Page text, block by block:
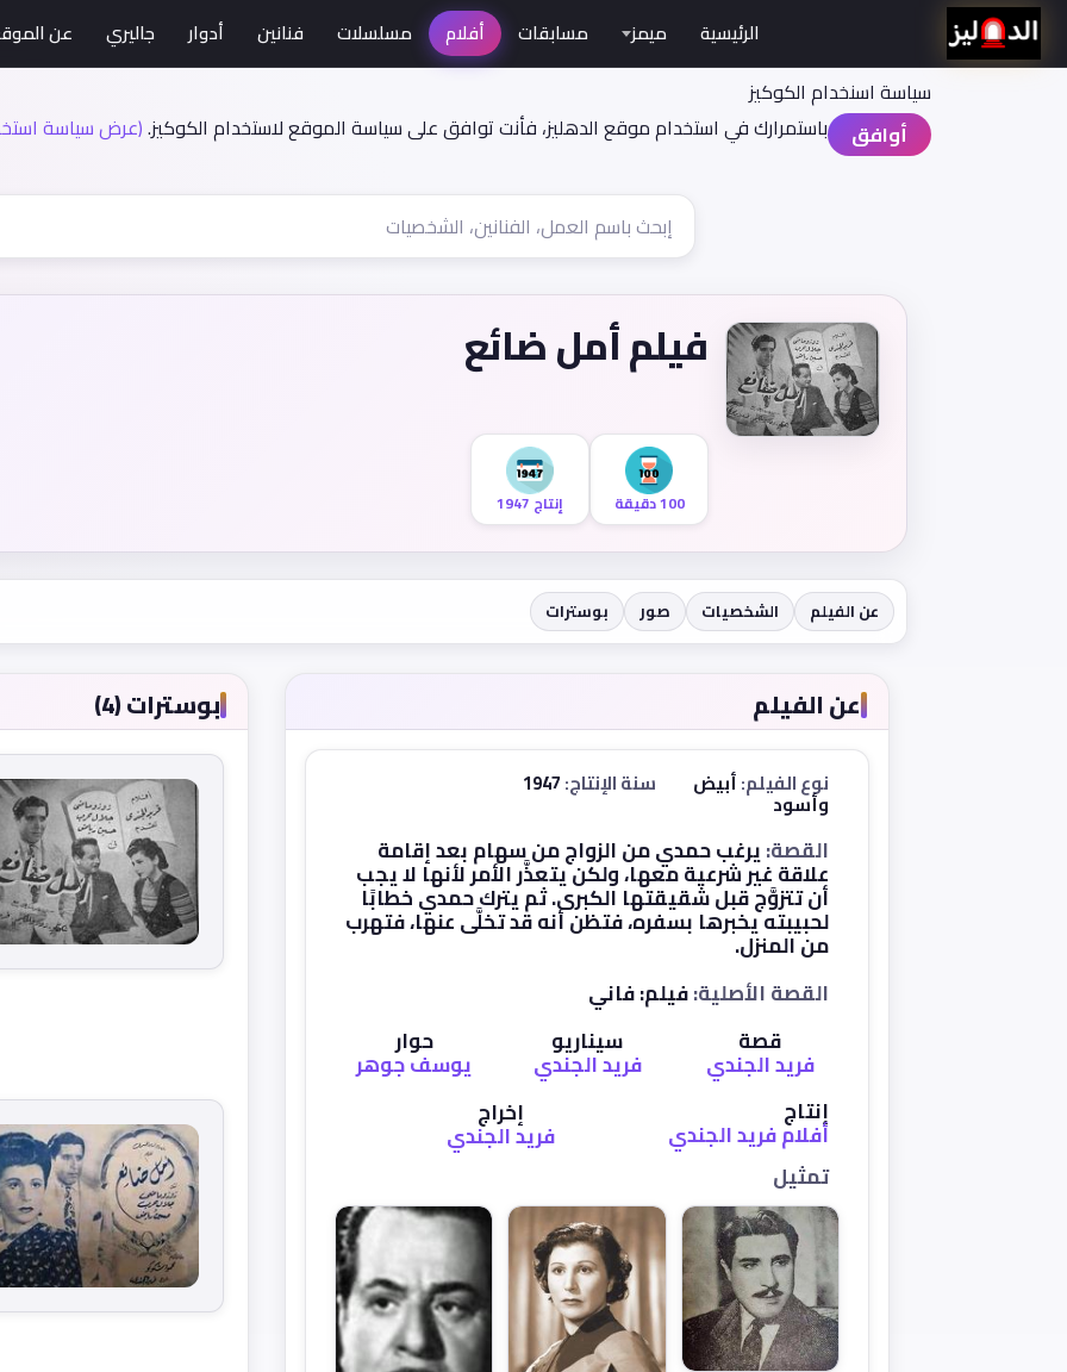
سياسة اسنخدام الكوكيز
أوافق
باستمرارك في استخدام موقع الدهليز، فأنت توافق على سياسة الموقع لاستخدام الكوكيز.(عرض سياسة
الرئيسية ميمز مسابقات أفلام مسلسلات فنانين أدوار جاليري عن
فيلم أمل ضائع
100 دقيقة إنتاج 1947
عن الفيلم الشخصيات صور بوسترات
عن الفيلم
نوع الفيلم:أبيض
وأسود
سنة الإنتاج:
القصة:يرغب حمدي من الزواج من سهام بعد إقامة
علاقة غير شرعية معها، ولكن يتعذَّر الأمر لأنها لا يجب
أن تتزوَّج قبل شقيقتها الكبرى. ثم يترك حمدي خطابًا
لحبيبته يخبرها بسفره، فتظن أنه قد تخلَّى عنها، فتهرب
من المنزل.
القصة الأصلية:فيلم: فاني
قصة
فريد الجندي
سيناريو
فريد الجندي
حوار
يوسف جوهر
إنتاج
أفلام فريد الجندي
إخراج
فريد الجندي
تمثيل
بوسترات (4)